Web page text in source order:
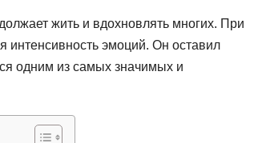
жить и вдохновлять многих. При
интенсивность эмоций. Он оставил
одним из самых значимых и